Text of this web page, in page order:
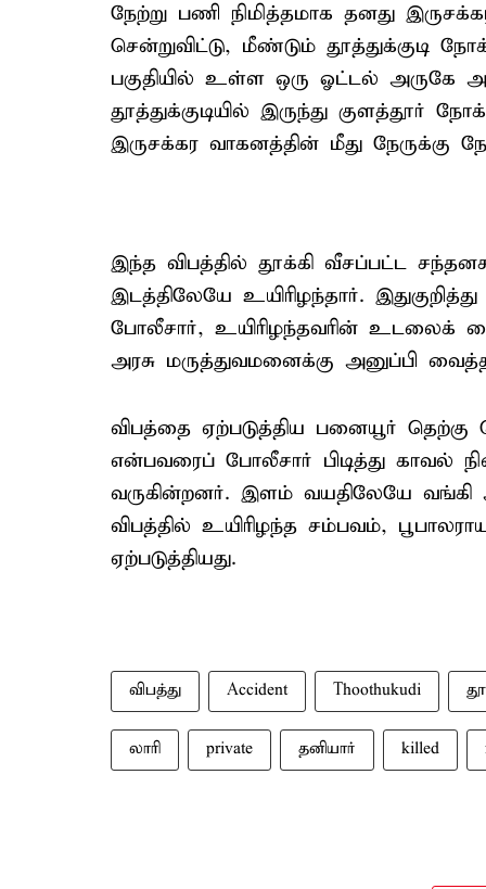
நேற்று பணி நிமித்தமாக தனது
சென்றுவிட்டு, மீண்டும் தூத்துக்குடி
பகுதியில் உள்ள ஒரு ஓட்டல் அருகே
தூத்துக்குடியில் இருந்து குளத்தூர்
இருசக்கர வாகனத்தின் மீது நேருக்கு
இந்த விபத்தில் தூக்கி வீசப்பட்ட
இடத்திலேயே உயிரிழந்தார்.
போலீசார், உயிரிழந்தவரின் உடலைக்
அரசு மருத்துவமனைக்கு அனுப்பி
விபத்தை ஏற்படுத்திய பனையூர் தெற்கு
என்பவரைப் போலீசார் பிடித்து காவல்
வருகின்றனர். இளம் வயதிலேயே வங்கி
விபத்தில் உயிரிழந்த சம்பவம்,
ஏற்படுத்தியது.
விபத்து Accident Thoothukudi
லாரி private தனியார் killed